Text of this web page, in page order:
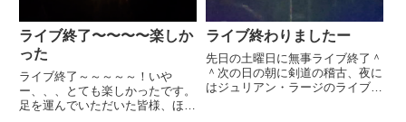
ライブ終了〜〜〜〜楽しか
った
ライブ終了～～～～～！いや
ー、、、とても楽しかったです。
足を運んでいただいた皆様、ほん
ライブ終わりましたー
先日の土曜日に無事ライブ終了＾
＾次の日の朝に剣道の稽古、夜に
はジュリアン・ラージのライブと